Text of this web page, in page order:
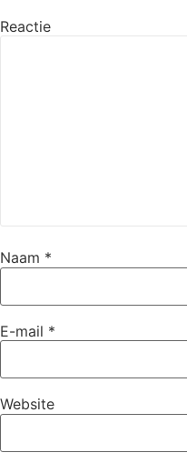
Reactie
Naam *
E-mail *
Website